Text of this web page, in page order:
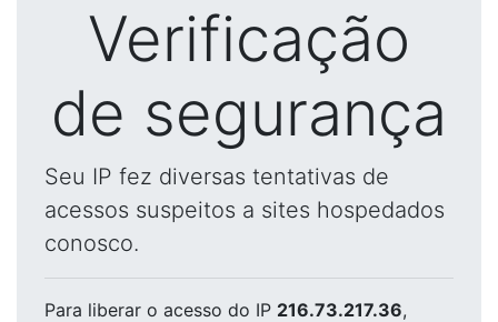
Verificação
de segurança
Seu IP fez diversas tentativas de
acessos suspeitos a sites hospedados
conosco.
Para liberar o acesso do IP 216.73.217.36,